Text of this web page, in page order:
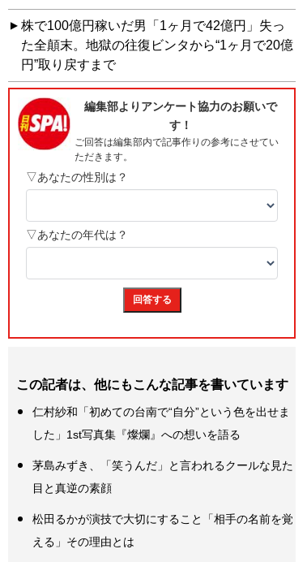
株で100億円稼いだ男「1ヶ月で42億円」失っ
た全顛末。地獄の往復ビンタから“1ヶ月で20億
円”取り戻すまで
この記者は、他にもこんな記事を書いています
仁村紗和「初めての台南で“自分”という色を出せま
した」1st写真集『燦爛』への想いを語る
茅島みずき、「笑うんだ」と言われるクールな見た
目と真逆の素顔
松田るかが演技で大切にすること「相手の名前を覚
える」その理由とは